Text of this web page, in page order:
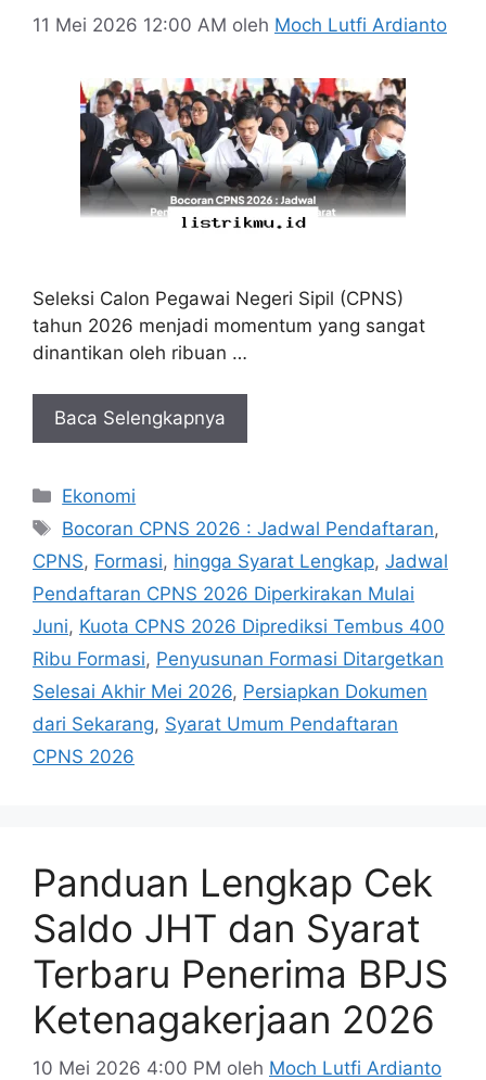
11 Mei 2026 12:00 AM oleh Moch Lutfi Ardianto
Seleksi Calon Pegawai Negeri Sipil (CPNS)
tahun 2026 menjadi momentum yang sangat
dinantikan oleh ribuan …
Baca Selengkapnya
Kategori
Ekonomi
Tag
Bocoran CPNS 2026 : Jadwal Pendaftaran,
CPNS, Formasi, hingga Syarat Lengkap, Jadwal
Pendaftaran CPNS 2026 Diperkirakan Mulai
Juni, Kuota CPNS 2026 Diprediksi Tembus 400
Ribu Formasi, Penyusunan Formasi Ditargetkan
Selesai Akhir Mei 2026, Persiapkan Dokumen
dari Sekarang, Syarat Umum Pendaftaran
CPNS 2026
Panduan Lengkap Cek
Saldo JHT dan Syarat
Terbaru Penerima BPJS
Ketenagakerjaan 2026
10 Mei 2026 4:00 PM oleh Moch Lutfi Ardianto